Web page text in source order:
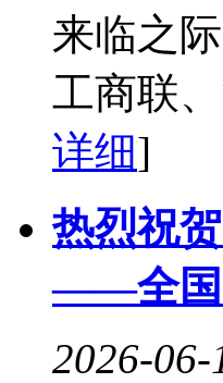
来临之
工商联
详细]
热烈祝
——全国
2026-06-